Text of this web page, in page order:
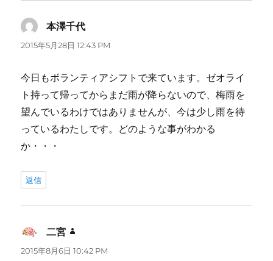
本澤千代
り:
2015年5月28日 12:43 PM
今日もボランティアシフトで来ています。ゼオライ
ト持って帰ってからまだ雨が降らないので、梅雨を
望んでいるわけではありませんが、今は少し雨を待
っているわたしです。どのような事がわかる
か・・・
返信
二宮
り:
2015年8月6日 10:42 PM